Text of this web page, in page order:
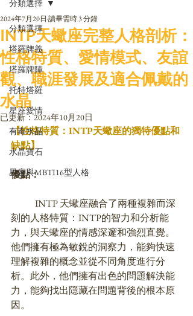
分類選擇
塔羅牌義
塔羅牌陣
托特塔羅
星座愛情
有毒水晶
水晶寶石
星座與MBTI16型人格
分類選擇
INTP天蠍座完整人格剖析：
性格特質、愛情模式、友誼
觀、職涯發展及適合佩戴的
水晶
2024年7月20日 讀畢需時 3 分鐘
已更新：2024年10月20日
【性格特質：INTP天蠍座的獨特優點和
缺點】
優點：
刻的人格特質：INTP的智力和分析能
力，與天蠍座的情感深邃和強烈直覺。
他們擁有極為敏銳的洞察力，能夠快速
理解複雜的概念並從不同角度進行分
析。此外，他們擁有出色的問題解決能
力，能夠找出隱藏在問題背後的根本原
因。